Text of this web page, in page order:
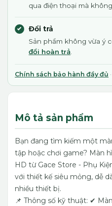
qua điện thoại mà
Đổi trả
Sản phẩm không vừa ý
đổi hoàn trả
Chính sách bảo hành đầy đủ ·
Mô tả sản phẩm
Bạn đang tìm kiếm một
tập hoặc chơi game? Màn
HD từ Gace Store - Phụ
với thiết kế siêu mỏng, dễ
nhiều thiết bị.
📌 Thông số kỹ thuật: ✔